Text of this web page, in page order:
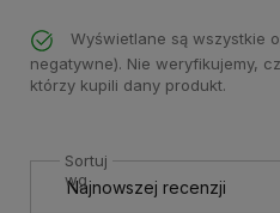
Wyświetlane są wszystkie
negatywne). Nie weryfikujemy,
którzy kupili dany produkt.
Sortuj
wg